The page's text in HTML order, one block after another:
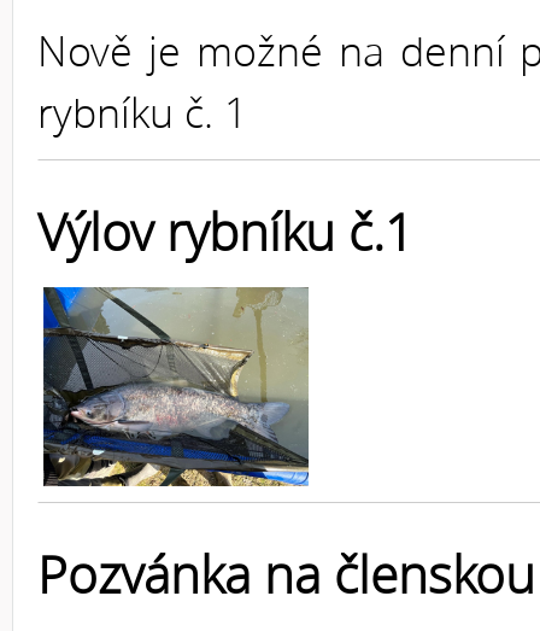
Nově je možné na denní
rybníku č. 1
Výlov rybníku č.1
Pozvánka na